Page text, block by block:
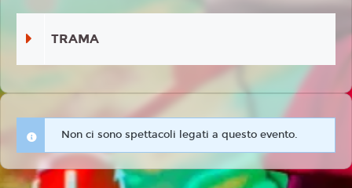
TRAMA
Non ci sono spettacoli legati a questo evento.